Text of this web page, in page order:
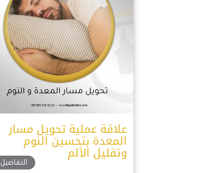
علاقة عملية تحويل مسار
المعدة بتحسين النوم
وتقليل الألم التفاصيل